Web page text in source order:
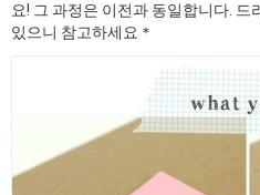
요! 그 과정은 이전과 동일합니다.
있으니 참고하세요＊